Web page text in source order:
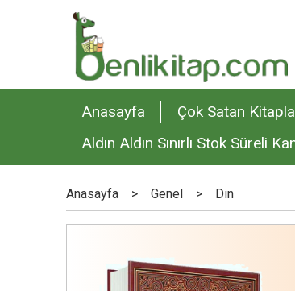
Anasayfa Çok Satan
Aldın Aldın Sınırlı Stok Süreli
Anasayfa > Genel > Din